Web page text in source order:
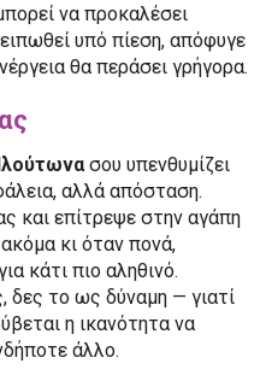
να προκαλέσει
υπό πίεση, απόφυγε
θα περάσει γρήγορα.
σου υπενθυμίζει
αλλά απόσταση.
και επίτρεψε στην αγάπη
ακόμα κι όταν πονά,
κάτι πιο αληθινό.
δες το ως δύναμη — γιατί
η ικανότητα να
άλλο.